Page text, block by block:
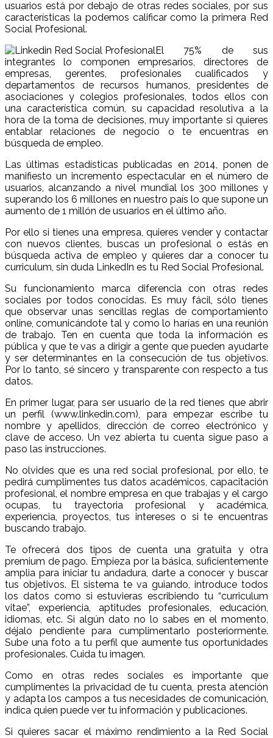
usuarios está por debajo de otras redes sociales, por sus
características la podemos calificar como la primera Red
Social Profesional.
El 75% de sus
integrantes lo componen empresarios, directores de
empresas, gerentes, profesionales cualificados y
departamentos de recursos humanos, presidentes de
asociaciones y colegios profesionales, todos ellos con
una característica común, su capacidad resolutiva a la
hora de la toma de decisiones, muy importante si quieres
entablar relaciones de negocio o te encuentras en
búsqueda de empleo.
Las últimas estadísticas publicadas en 2014, ponen de
manifiesto un incremento espectacular en el número de
usuarios, alcanzando a nivel mundial los 300 millones y
superando los 6 millones en nuestro país lo que supone un
aumento de 1 millón de usuarios en el último año.
Por ello si tienes una empresa, quieres vender y contactar
con nuevos clientes, buscas un profesional o estás en
búsqueda activa de empleo y quieres dar a conocer tu
curriculum, sin duda LinkedIn es tu Red Social Profesional.
Su funcionamiento marca diferencia con otras redes
sociales por todos conocidas. Es muy fácil, sólo tienes
que observar unas sencillas reglas de comportamiento
online, comunicándote tal y como lo harías en una reunión
de trabajo. Ten en cuenta que toda la información es
pública y que te vas a dirigir a gente que pueden ayudarte
y ser determinantes en la consecución de tus objetivos.
Por lo tanto, sé sincero y transparente con respecto a tus
datos.
En primer lugar, para ser usuario de la red tienes que abrir
un perfil (www.linkedin.com), para empezar escribe tu
nombre y apellidos, dirección de correo electrónico y
clave de acceso. Un vez abierta tu cuenta sigue paso a
paso las instrucciones.
No olvides que es una red social profesional, por ello, te
pedirá cumplimentes tus datos académicos, capacitación
profesional, el nombre empresa en que trabajas y el cargo
ocupas, tu trayectoria profesional y académica,
experiencia, proyectos, tus intereses o si te encuentras
buscando trabajo.
Te ofrecerá dos tipos de cuenta una gratuita y otra
premium de pago. Empieza por la básica, suficientemente
amplia para iniciar tu andadura, darte a conocer y buscar
tus objetivos. El sistema te va guiando, introduce todos
los datos como si estuvieras escribiendo tu “curriculum
vitae”, experiencia, aptitudes profesionales, educación,
idiomas, etc. Si algún dato no lo sabes en el momento,
déjalo pendiente para cumplimentarlo posteriormente.
Sube una foto a tu perfil que aumente tus oportunidades
profesionales. Cuida tu imagen.
Como en otras redes sociales es importante que
cumplimentes la privacidad de tu cuenta, presta atención
y adapta los campos a tus necesidades de comunicación,
indica quien puede ver tu información y publicaciones.
Si quieres sacar el máximo rendimiento a la Red Social